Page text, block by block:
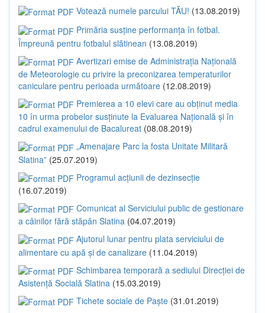
Votează numele parcului TĂU! (13.08.2019)
Primăria susține performanța în fotbal.
Împreună pentru fotbalul slătinean (13.08.2019)
Avertizari emise de Administrația Națională
de Meteorologie cu privire la preconizarea temperaturilor
caniculare pentru perioada următoare (12.08.2019)
Premierea a 10 elevi care au obținut media
10 în urma probelor susținute la Evaluarea Națională și în
cadrul examenului de Bacalureat (08.08.2019)
„Amenajare Parc la fosta Unitate Militară
Slatina” (25.07.2019)
Programul acțiunii de dezinsecție
(16.07.2019)
Comunicat al Serviciului public de gestionare
a câinilor fără stăpân Slatina (04.07.2019)
Ajutorul lunar pentru plata serviciului de
alimentare cu apă și de canalizare (11.04.2019)
Schimbarea temporară a sediului Direcției de
Asistență Socială Slatina (15.03.2019)
Tichete sociale de Paște (31.01.2019)